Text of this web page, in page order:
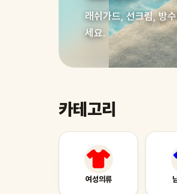
래쉬가드, 선크림, 방
세요.
카테고리
여성의류